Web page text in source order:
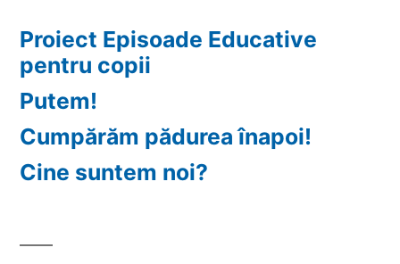
Proiect Episoade Educative
pentru copii
Putem!
Cumpărăm pădurea înapoi!
Cine suntem noi?